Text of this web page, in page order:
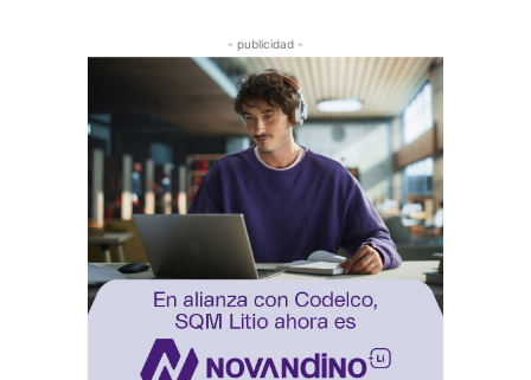
- publicidad -